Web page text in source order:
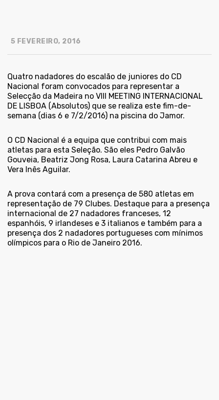
5 FEVEREIRO, 2016
Quatro nadadores do escalão de juniores do CD
Nacional foram convocados para representar a
Selecção da Madeira no VIII MEETING INTERNACIONAL
DE LISBOA (Absolutos) que se realiza este fim-de-
semana (dias 6 e 7/2/2016) na piscina do Jamor.
O CD Nacional é a equipa que contribui com mais
atletas para esta Seleção. São eles Pedro Galvão
Gouveia, Beatriz Jong Rosa, Laura Catarina Abreu e
Vera Inês Aguilar.
A prova contará com a presença de 580 atletas em
representação de 79 Clubes. Destaque para a presença
internacional de 27 nadadores franceses, 12
espanhóis, 9 irlandeses e 3 italianos e também para a
presença dos 2 nadadores portugueses com mínimos
olímpicos para o Rio de Janeiro 2016.